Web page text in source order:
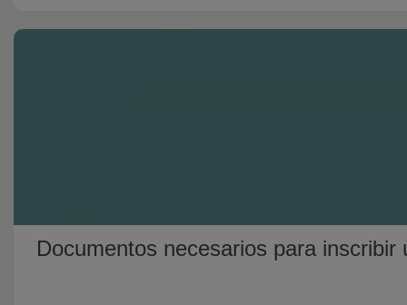
Documentos necesarios para